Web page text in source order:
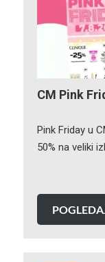
CM Pink
Pink Friday u
50% na veliki